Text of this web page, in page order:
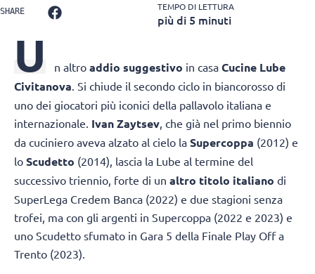
SHARE TEMPO DI LETTURA
più di 5 minuti
U n altro addio suggestivo in casa Cucine Lube
Civitanova. Si chiude il secondo ciclo in biancorosso di
uno dei giocatori più iconici della pallavolo italiana e
internazionale. Ivan Zaytsev, che già nel primo biennio
da cuciniero aveva alzato al cielo la Supercoppa (2012) e
lo Scudetto (2014), lascia la Lube al termine del
successivo triennio, forte di un altro titolo italiano di
SuperLega Credem Banca (2022) e due stagioni senza
trofei, ma con gli argenti in Supercoppa (2022 e 2023) e
uno Scudetto sfumato in Gara 5 della Finale Play Off a
Trento (2023).